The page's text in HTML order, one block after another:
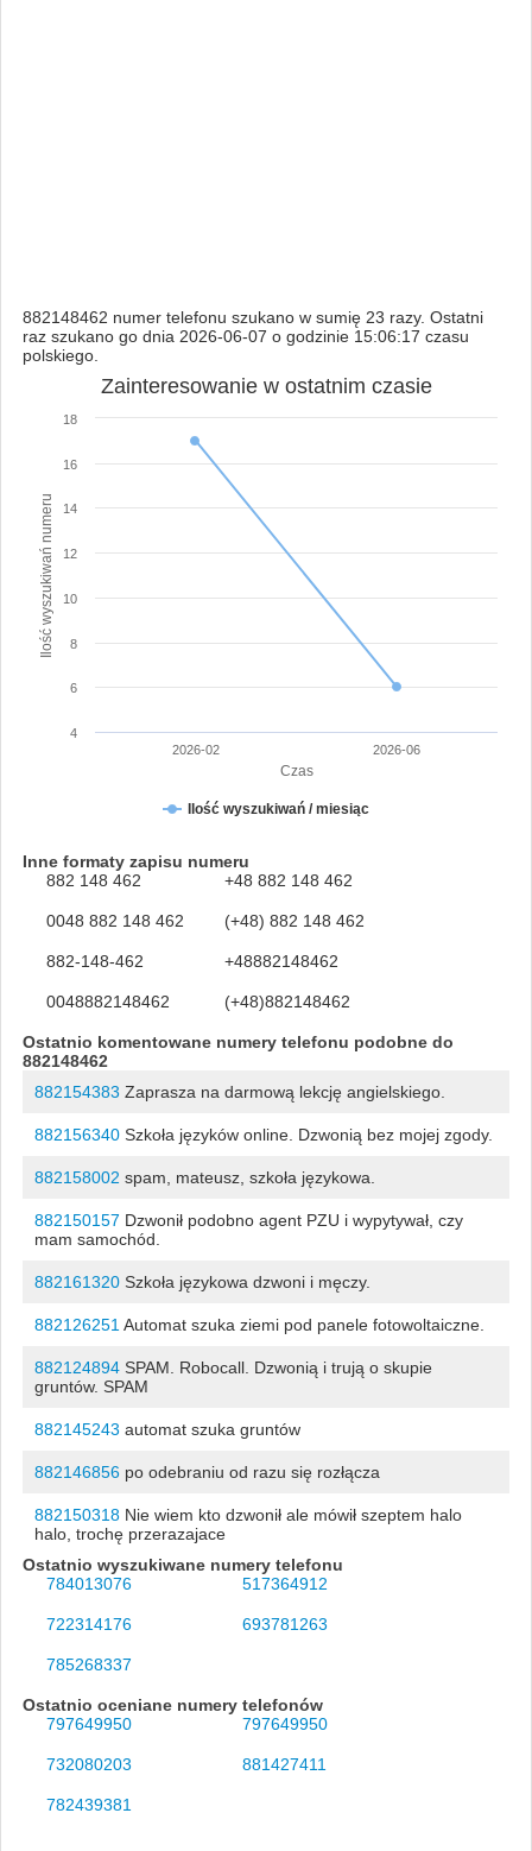
882148462 numer telefonu szukano w sumię 23 razy. Ostatni
raz szukano go dnia 2026-06-07 o godzinie 15:06:17 czasu
polskiego.
Czas
Ilość wyszukiwań numeru
Zainteresowanie w ostatnim czasie
Ilość wyszukiwań / miesiąc
2026-02 2026-06
4
6
8
10
12
14
16
18
Inne formaty zapisu numeru
882 148 462
+48 882 148 462
0048 882 148 462 (+48) 882 148 462
882-148-462 +48882148462
0048882148462 (+48)882148462
Ostatnio komentowane numery telefonu podobne do
882148462
882154383 Zaprasza na darmową lekcję angielskiego.
882156340Szkoła języków online. Dzwonią bez mojej zgody.
882158002 spam, mateusz, szkoła językowa.
882150157 Dzwonił podobno agent PZU i wypytywał, czy
mam samochód.
882161320Szkoła językowa dzwoni i męczy.
882126251 Automat szuka ziemi pod panele fotowoltaiczne.
882124894SPAM. Robocall. Dzwonią i trują o skupie
gruntów. SPAM
882145243 automat szuka gruntów
882146856po odebraniu od razu się rozłącza
882150318Nie wiem kto dzwonił ale mówił szeptem halo
halo, trochę przerazajace
Ostatnio wyszukiwane numery telefonu
784013076
517364912
722314176 693781263
785268337
Ostatnio oceniane numery telefonów
797649950
797649950
732080203 881427411
782439381